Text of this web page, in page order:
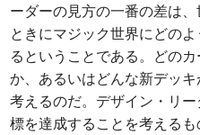
ーダーの見方の一番の差は
ときにマジック世界にどの
るということである。どの
か、あるいはどんな新デッ
考えるのだ。デザイン・リ
標を達成することを考える